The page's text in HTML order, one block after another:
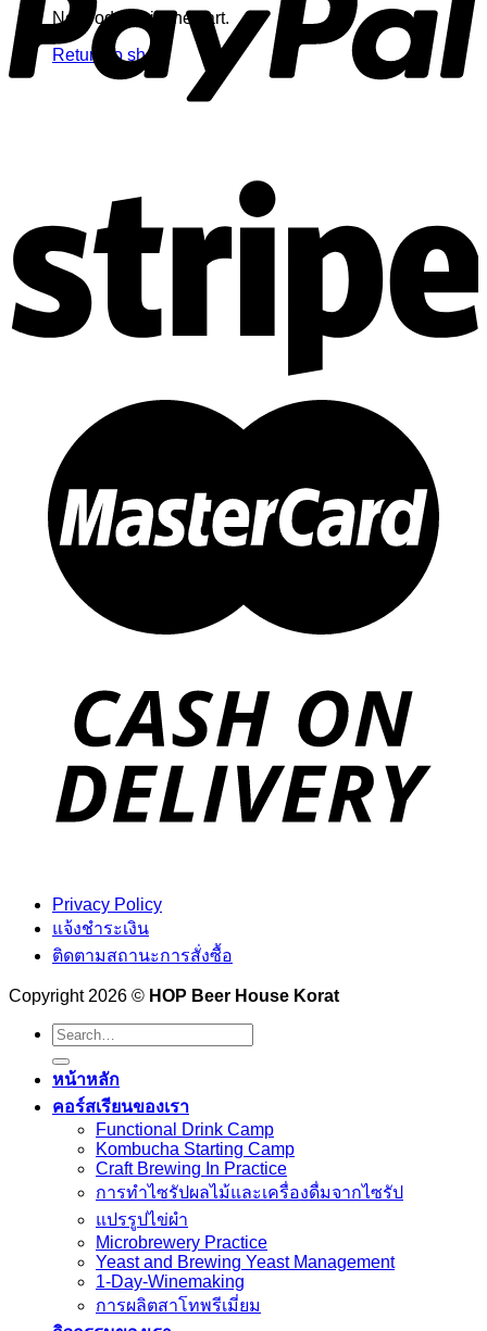
No products in the cart.
Return to shop
Privacy Policy
แจ้งชำระเงิน
ติดตามสถานะการสั่งซื้อ
Copyright 2026 © HOP Beer House Korat
Search
for:
หน้าหลัก
คอร์สเรียนของเรา
Functional Drink Camp
Kombucha Starting Camp
Craft Brewing In Practice
การทำไซรัปผลไม้และเครื่องดื่มจากไซรัป
แปรรูปไข่ผำ
Microbrewery Practice
Yeast and Brewing Yeast Management
1-Day-Winemaking
การผลิตสาโทพรีเมี่ยม